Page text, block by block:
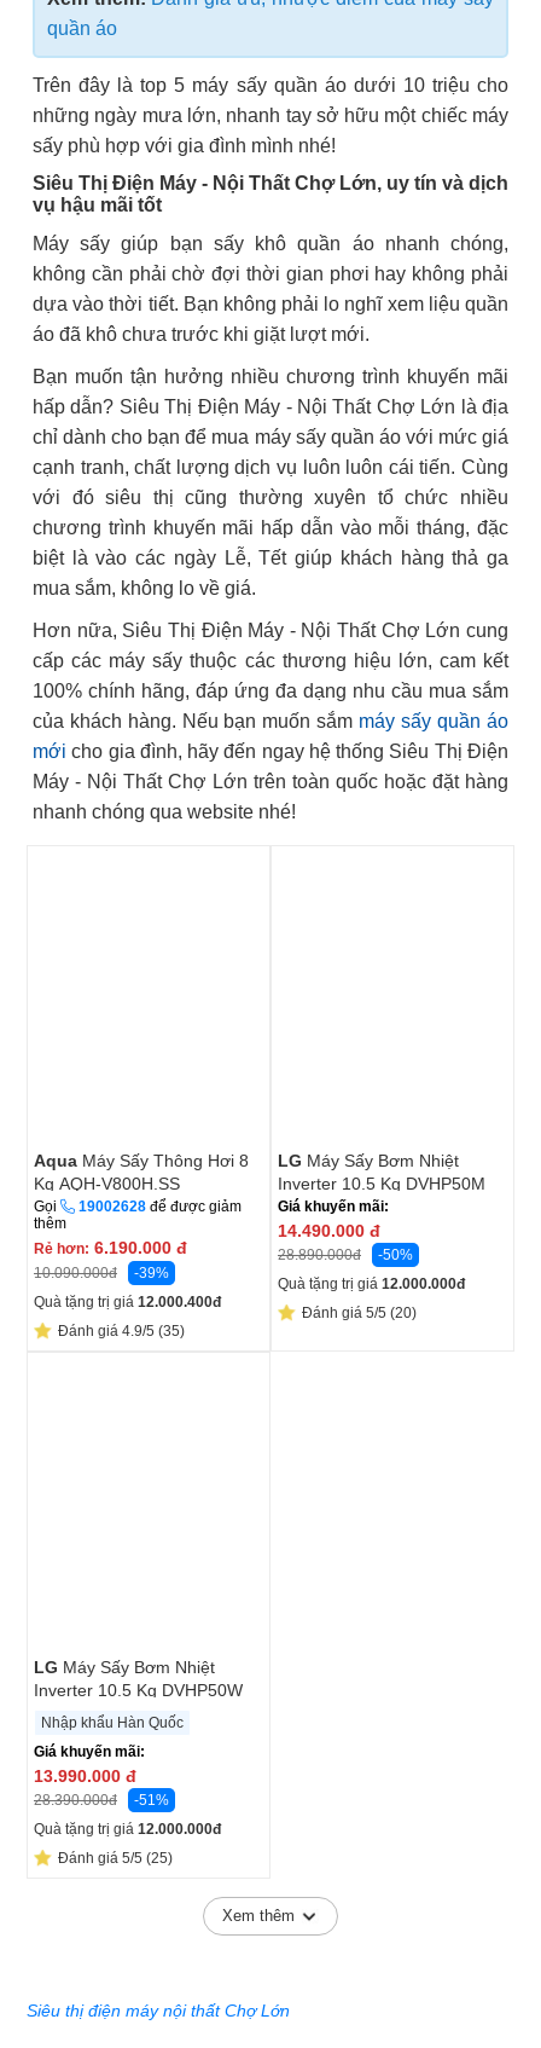
quần áo
Trên đây là top 5 máy sấy quần áo dưới 10 triệu cho
những ngày mưa lớn, nhanh tay sở hữu một chiếc máy
sấy phù hợp với gia đình mình nhé!
Siêu Thị Điện Máy - Nội Thất Chợ Lớn, uy tín và dịch
vụ hậu mãi tốt
Máy sấy giúp bạn sấy khô quần áo nhanh chóng,
không cần phải chờ đợi thời gian phơi hay không phải
dựa vào thời tiết. Bạn không phải lo nghĩ xem liệu quần
áo đã khô chưa trước khi giặt lượt mới.
Bạn muốn tận hưởng nhiều chương trình khuyến mãi
hấp dẫn? Siêu Thị Điện Máy - Nội Thất Chợ Lớn là địa
chỉ dành cho bạn để mua máy sấy quần áo với mức giá
cạnh tranh, chất lượng dịch vụ luôn luôn cái tiến. Cùng
với đó siêu thị cũng thường xuyên tổ chức nhiều
chương trình khuyến mãi hấp dẫn vào mỗi tháng, đặc
biệt là vào các ngày Lễ, Tết giúp khách hàng thả ga
mua sắm, không lo về giá.
Hơn nữa, Siêu Thị Điện Máy - Nội Thất Chợ Lớn cung
cấp các máy sấy thuộc các thương hiệu lớn, cam kết
100% chính hãng, đáp ứng đa dạng nhu cầu mua sắm
của khách hàng. Nếu bạn muốn sắm máy sấy quần áo
mới cho gia đình, hãy đến ngay hệ thống Siêu Thị Điện
Máy - Nội Thất Chợ Lớn trên toàn quốc hoặc đặt hàng
nhanh chóng qua website nhé!
Aqua Máy Sấy Thông Hơi 8
Kg AQH-V800H.SS
Gọi 19002628 để được giảm
thêm
Rẻ hơn: 6.190.000 đ
10.090.000đ
-39%
Quà tặng trị giá 12.000.400đ
Đánh giá 4.9/5 (35)
LG Máy Sấy Bơm Nhiệt
Inverter 10.5 Kg DVHP50M
Giá khuyến mãi:
14.490.000 đ
28.890.000đ
-50%
Quà tặng trị giá 12.000.000đ
Đánh giá 5/5 (20)
LG Máy Sấy Bơm Nhiệt
Inverter 10.5 Kg DVHP50W
Nhập khẩu Hàn Quốc
Giá khuyến mãi:
13.990.000 đ
28.390.000đ
-51%
Quà tặng trị giá 12.000.000đ
Đánh giá 5/5 (25)
Xem thêm
Siêu thị điện máy nội thất Chợ Lớn